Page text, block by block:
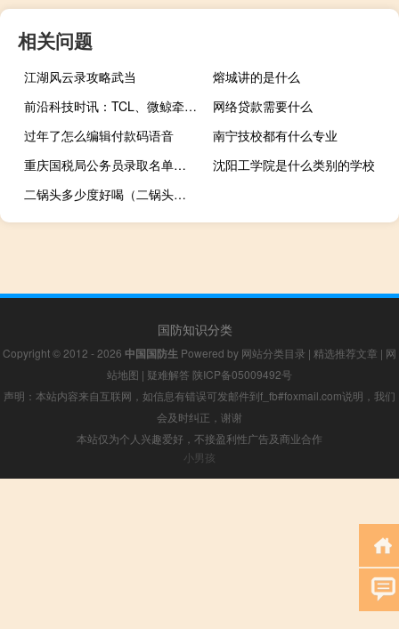
相关问题
江湖风云录攻略武当
熔城讲的是什么
前沿科技时讯：TCL、微鲸牵手BAT 互联网电视或迎新一轮厮杀
网络贷款需要什么
过年了怎么编辑付款码语音
南宁技校都有什么专业
重庆国税局公务员录取名单（重庆国税）
沈阳工学院是什么类别的学校
二锅头多少度好喝（二锅头多少度）
国防知识分类
Copyright © 2012 - 2026 中国国防生 Powered by 网站分类目录 | 精选推荐文章 | 网
站地图 | 疑难解答 陕ICP备05009492号
声明：本站内容来自互联网，如信息有错误可发邮件到f_fb#foxmail.com说明，我们
会及时纠正，谢谢
本站仅为个人兴趣爱好，不接盈利性广告及商业合作
小男孩